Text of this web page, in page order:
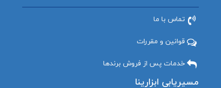
تماس با ما
قوانین و مقررات
خدمات پس از فروش برندها
مسیریابی ابزارینا